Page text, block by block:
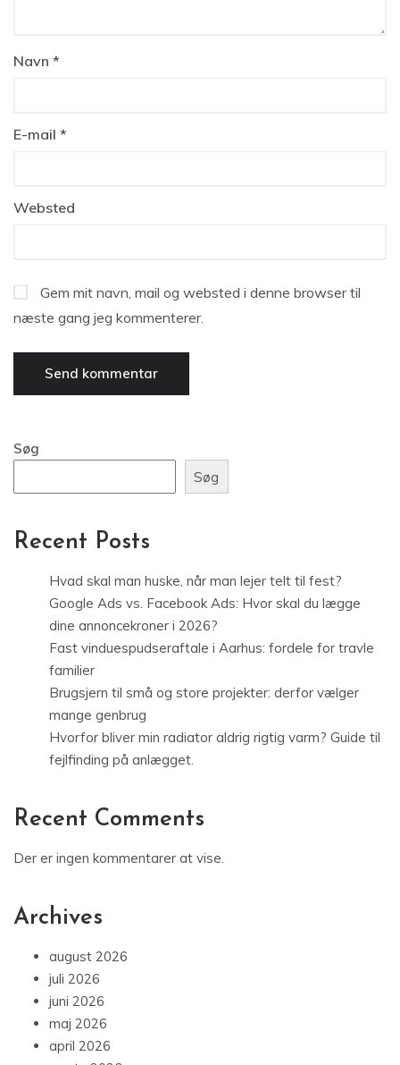
Navn *
E-mail *
Websted
Gem mit navn, mail og websted i denne browser til
næste gang jeg kommenterer.
Søg
Søg
Recent Posts
Hvad skal man huske, når man lejer telt til fest?
Google Ads vs. Facebook Ads: Hvor skal du lægge
dine annoncekroner i 2026?
Fast vinduespudseraftale i Aarhus: fordele for travle
familier
Brugsjern til små og store projekter: derfor vælger
mange genbrug
Hvorfor bliver min radiator aldrig rigtig varm? Guide til
fejlfinding på anlægget.
Recent Comments
Der er ingen kommentarer at vise.
Archives
august 2026
juli 2026
juni 2026
maj 2026
april 2026